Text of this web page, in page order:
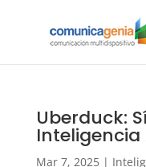
Uberduck:
Mar 7, 2025|